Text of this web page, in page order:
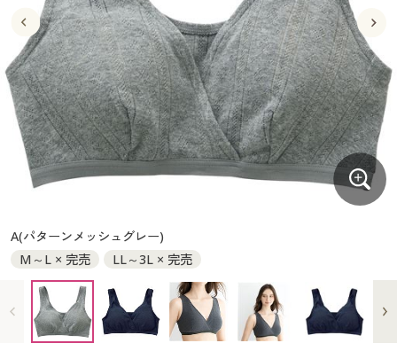
カーテン・ラグ・ファブリック
制服・学生服
ジュニア・ティーンズ下着
大きいサイズ通販すべて
大きいサイズ レディース服
大きいサイズ レディース下着
大きいサイズ 事務・制服
バーゲン
バーゲンセール
シークレットセール
詳細検索
商品カテゴリ一覧
カタログ
カタログ・チラシからのご注文
デジタルカタログ
カタログ無料プレゼント
ジュニア・ティーンズ下着
大きいサイズ レディース服
大きいサイズ レディース下着
大きいサイズ メンズ
大きいサイズ 事務・制服
バーゲンセール
シークレットセール
詳細検索
商品カテゴリ一覧
カタログ
カタログ・チラシからのご注文
カタログ無料プレゼント
会員メニュー
A(パターンメッシュグレー)
M～L × 完売
LL～3L × 完売